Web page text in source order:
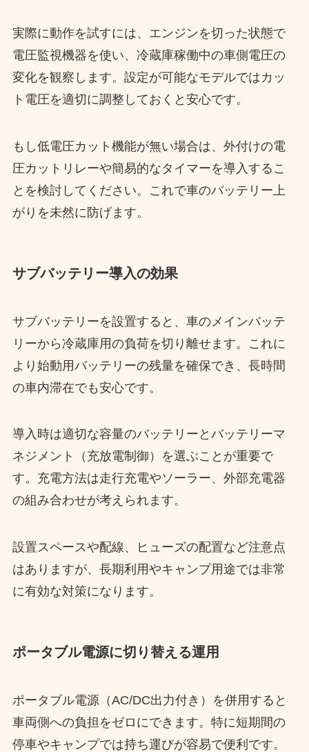
実際に動作を試すには、エンジンを切った状態で
電圧監視機器を使い、冷蔵庫稼働中の車側電圧の
変化を観察します。設定が可能なモデルではカッ
ト電圧を適切に調整しておくと安心です。
もし低電圧カット機能が無い場合は、外付けの電
圧カットリレーや簡易的なタイマーを導入するこ
とを検討してください。これで車のバッテリー上
がりを未然に防げます。
サブバッテリー導入の効果
サブバッテリーを設置すると、車のメインバッテ
リーから冷蔵庫用の負荷を切り離せます。これに
より始動用バッテリーの残量を確保でき、長時間
の車内滞在でも安心です。
導入時は適切な容量のバッテリーとバッテリーマ
ネジメント（充放電制御）を選ぶことが重要で
す。充電方法は走行充電やソーラー、外部充電器
の組み合わせが考えられます。
設置スペースや配線、ヒューズの配置など注意点
はありますが、長期利用やキャンプ用途では非常
に有効な対策になります。
ポータブル電源に切り替える運用
ポータブル電源（AC/DC出力付き）を併用すると
車両側への負担をゼロにできます。特に短期間の
停車やキャンプでは持ち運びが容易で便利です。